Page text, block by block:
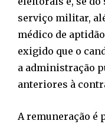
serviço militar,
médico de
exigido que o
a administração
anteriores à
A remuneração é